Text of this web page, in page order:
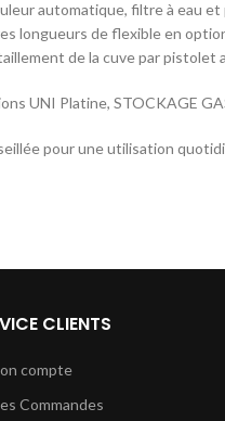
automatique, filtre à eau
longueurs de flexible en
de la cuve par pistolet
UNI Platine, STOCKAGE
pour une utilisation
CLIENTS
compte
Commandes